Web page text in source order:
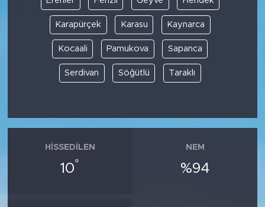
Karapürçek Karasu Kaynarca
Kocaali Pamukova Sapanca
Serdivan Söğütlü Taraklı
HISSEDILEN
10°
NEM
%94